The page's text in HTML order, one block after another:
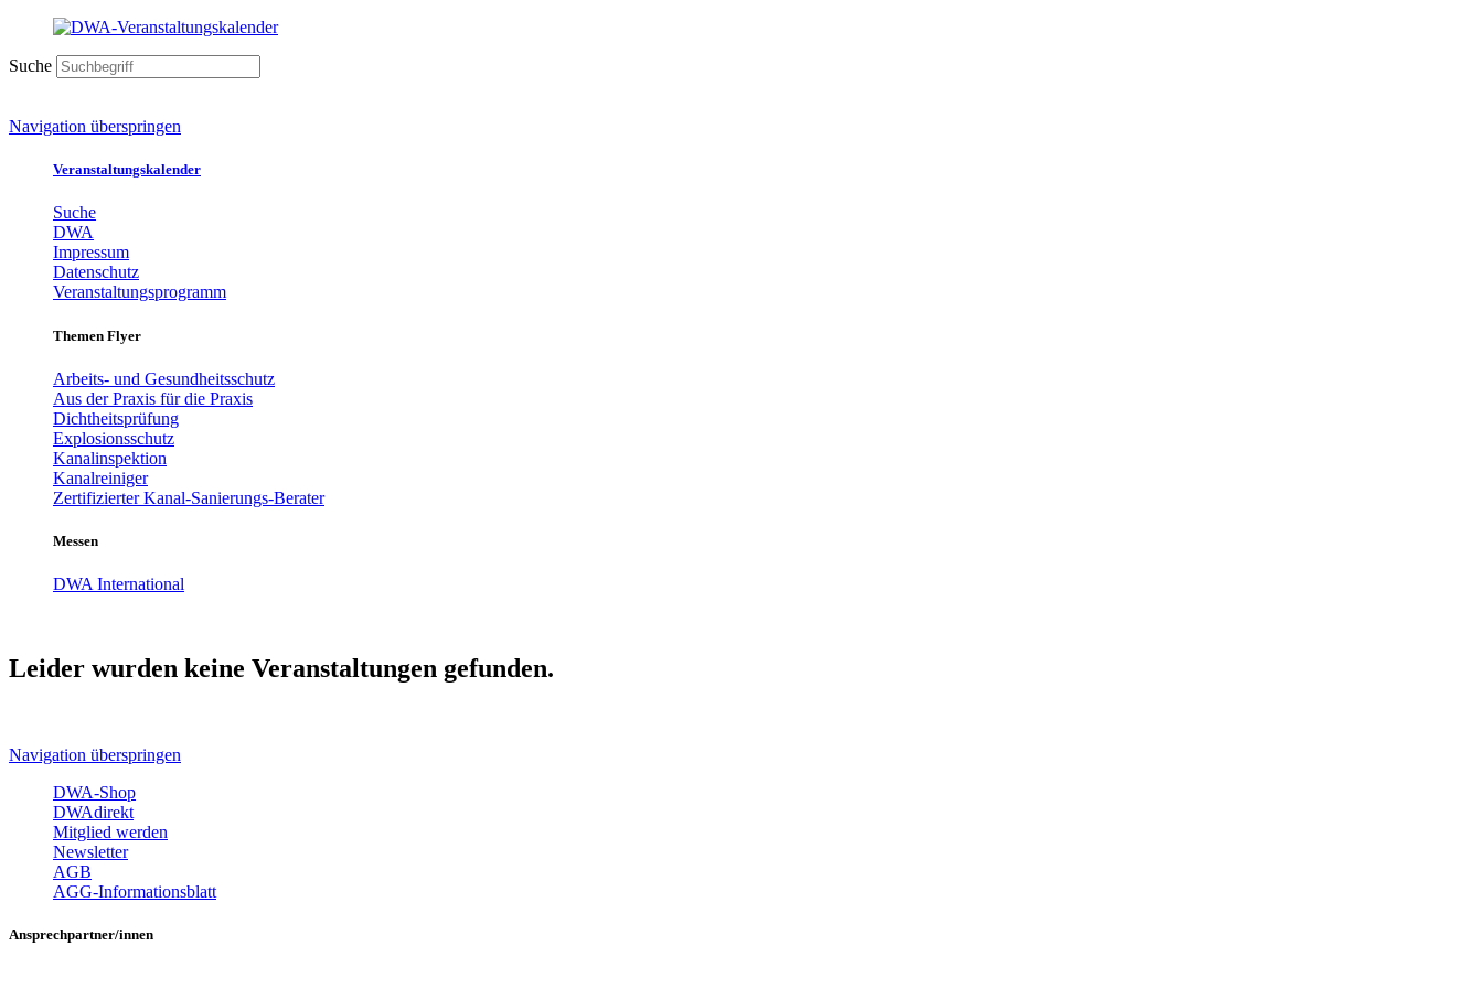
Suche
Navigation überspringen
Veranstaltungskalender
Suche
DWA
Impressum
Datenschutz
Veranstaltungsprogramm
Themen Flyer
Arbeits- und Gesundheitsschutz
Aus der Praxis für die Praxis
Dichtheitsprüfung
Explosionsschutz
Kanalinspektion
Kanalreiniger
Zertifizierter Kanal-Sanierungs-Berater
Messen
DWA International
Leider wurden keine Veranstaltungen gefunden.
Navigation überspringen
DWA-Shop
DWAdirekt
Mitglied werden
Newsletter
AGB
AGG-Informationsblatt
Ansprechpartner/innen